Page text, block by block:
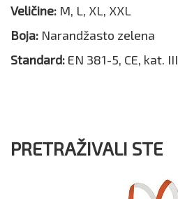
Veličine: M, L, XL, XXL
Boja: Narandžasto zelena
Standard: EN 381-5, CE, kat. III
PRETRAŽIVALI STE